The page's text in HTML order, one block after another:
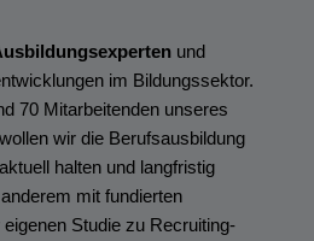
und
im Bildungssektor.
70 Mitarbeitenden unseres
wir die Berufsausbildung
halten und langfristig
mit fundierten
Studie zu Recruiting-